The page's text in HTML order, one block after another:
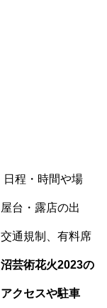
程・時間や場
台・露店の出
通規制、有料席
芸術花火2023の
クセスや駐車